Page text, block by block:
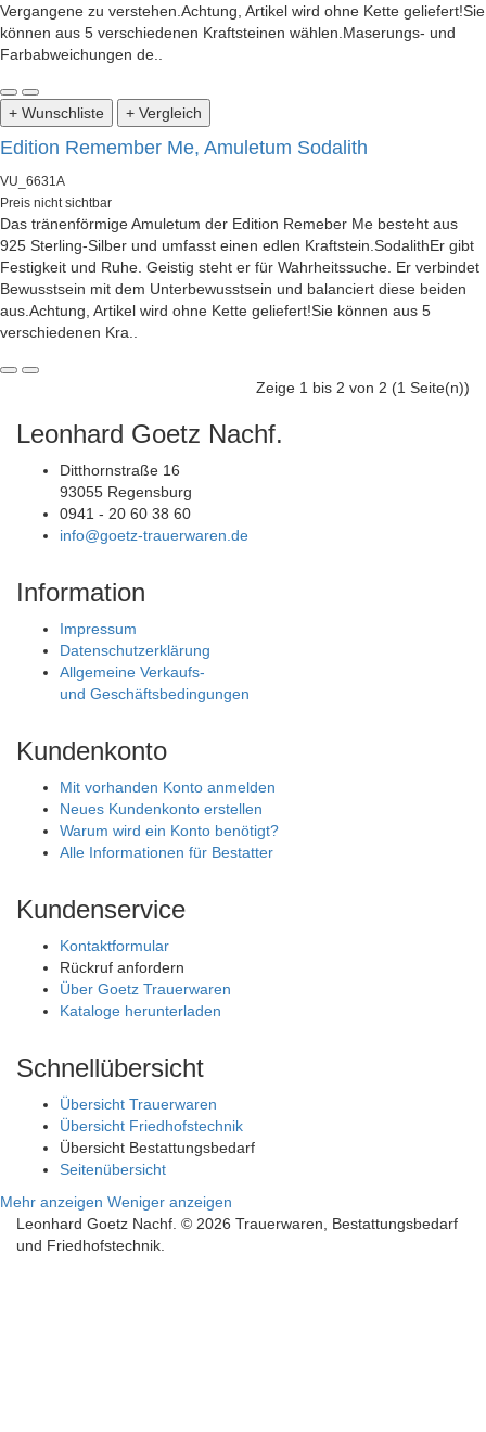
Vergangene zu verstehen.Achtung, Artikel wird ohne Kette geliefert!Sie
können aus 5 verschiedenen Kraftsteinen wählen.Maserungs- und
Farbabweichungen de..
+ Wunschliste + Vergleich
Edition Remember Me, Amuletum Sodalith
VU_6631A
Preis nicht sichtbar
Das tränenförmige Amuletum der Edition Remeber Me besteht aus
925 Sterling-Silber und umfasst einen edlen Kraftstein.SodalithEr gibt
Festigkeit und Ruhe. Geistig steht er für Wahrheitssuche. Er verbindet
Bewusstsein mit dem Unterbewusstsein und balanciert diese beiden
aus.Achtung, Artikel wird ohne Kette geliefert!Sie können aus 5
verschiedenen Kra..
Zeige 1 bis 2 von 2 (1 Seite(n))
Leonhard Goetz Nachf.
Ditthornstraße 16
93055 Regensburg
0941 - 20 60 38 60
info@goetz-trauerwaren.de
Information
Impressum
Datenschutzerklärung
Allgemeine Verkaufs-
und Geschäftsbedingungen
Kundenkonto
Mit vorhanden Konto anmelden
Neues Kundenkonto erstellen
Warum wird ein Konto benötigt?
Alle Informationen für Bestatter
Kundenservice
Kontaktformular
Rückruf anfordern
Über Goetz Trauerwaren
Kataloge herunterladen
Schnellübersicht
Übersicht Trauerwaren
Übersicht Friedhofstechnik
Übersicht Bestattungsbedarf
Seitenübersicht
Mehr anzeigen Weniger anzeigen
Leonhard Goetz Nachf. © 2026 Trauerwaren, Bestattungsbedarf
und Friedhofstechnik.